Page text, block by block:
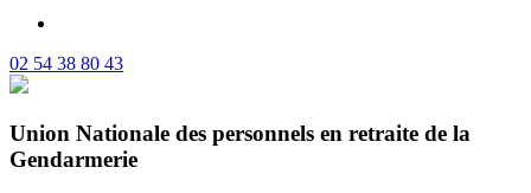
02 54 38 80 43
Union Nationale des personnels en retraite de la
Gendarmerie